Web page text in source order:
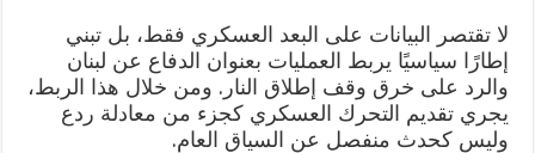
لا تقتصر البيانات على البعد العسكري فقط، بل تبني
إطارًا سياسيًا يربط العمليات بعنوان الدفاع عن لبنان
والرد على خرق وقف إطلاق النار. ومن خلال هذا الربط،
يجري تقديم التحرك العسكري كجزء من معادلة ردع
وليس كحدث منفصل عن السياق العام.